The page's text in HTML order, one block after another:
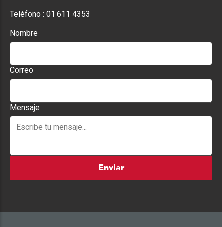
Teléfono : 01 611 4353
Nombre
Correo
Mensaje
Enviar